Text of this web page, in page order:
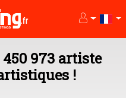
973 artiste
!